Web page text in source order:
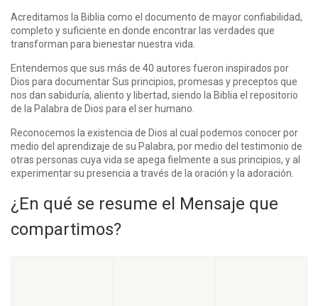
Acreditamos la Biblia como el documento de mayor confiabilidad,
completo y suficiente en donde encontrar las verdades que
transforman para bienestar nuestra vida.
Entendemos que sus más de 40 autores fueron inspirados por
Dios para documentar Sus principios, promesas y preceptos que
nos dan sabiduría, aliento y libertad, siendo la Biblia el repositorio
de la Palabra de Dios para el ser humano.
Reconocemos la existencia de Dios al cual podemos conocer por
medio del aprendizaje de su Palabra, por medio del testimonio de
otras personas cuya vida se apega fielmente a sus principios, y al
experimentar su presencia a través de la oración y la adoración.
¿En qué se resume el Mensaje que
compartimos?